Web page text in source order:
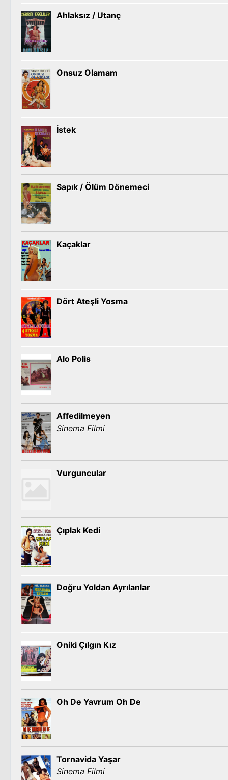
Ahlaksız / Utanç
Onsuz Olamam
İstek
Sapık / Ölüm Dönemeci
Kaçaklar
Dört Ateşli Yosma
Alo Polis
Affedilmeyen
Sinema Filmi
Vurguncular
Çıplak Kedi
Doğru Yoldan Ayrılanlar
Oniki Çılgın Kız
Oh De Yavrum Oh De
Tornavida Yaşar
Sinema Filmi